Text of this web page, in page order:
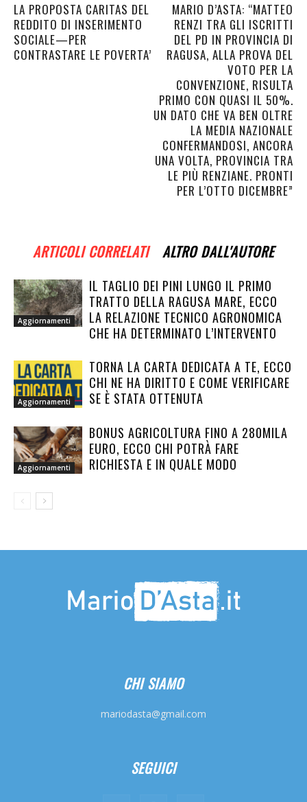
LA PROPOSTA CARITAS DEL
REDDITO DI INSERIMENTO
SOCIALE—PER
CONTRASTARE LE POVERTA’
MARIO D’ASTA: “MATTEO
RENZI TRA GLI ISCRITTI
DEL PD IN PROVINCIA DI
RAGUSA, ALLA PROVA DEL
VOTO PER LA
CONVENZIONE, RISULTA
PRIMO CON QUASI IL 50%.
UN DATO CHE VA BEN OLTRE
LA MEDIA NAZIONALE
CONFERMANDOSI, ANCORA
UNA VOLTA, PROVINCIA TRA
LE PIÙ RENZIANE. PRONTI
PER L’OTTO DICEMBRE”
ARTICOLI CORRELATI ALTRO DALL'AUTORE
Aggiornamenti
IL TAGLIO DEI PINI LUNGO IL PRIMO
TRATTO DELLA RAGUSA MARE, ECCO
LA RELAZIONE TECNICO AGRONOMICA
CHE HA DETERMINATO L’INTERVENTO
Aggiornamenti
TORNA LA CARTA DEDICATA A TE, ECCO
CHI NE HA DIRITTO E COME VERIFICARE
SE È STATA OTTENUTA
Aggiornamenti
BONUS AGRICOLTURA FINO A 280MILA
EURO, ECCO CHI POTRÀ FARE
RICHIESTA E IN QUALE MODO
CHI SIAMO
mariodasta@gmail.com
SEGUICI